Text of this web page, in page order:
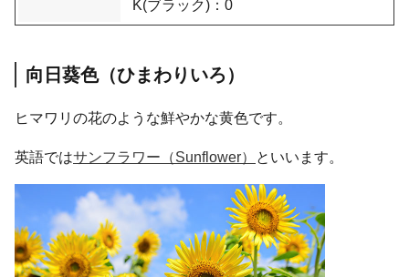
K(ブラック)：0
向日葵色（ひまわりいろ）
ヒマワリの花のような鮮やかな黄色です。
英語ではサンフラワー（Sunflower） といいます。